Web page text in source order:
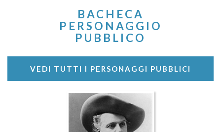
BACHECA
PERSONAGGIO
PUBBLICO
VEDI TUTTI I PERSONAGGI PUBBLICI